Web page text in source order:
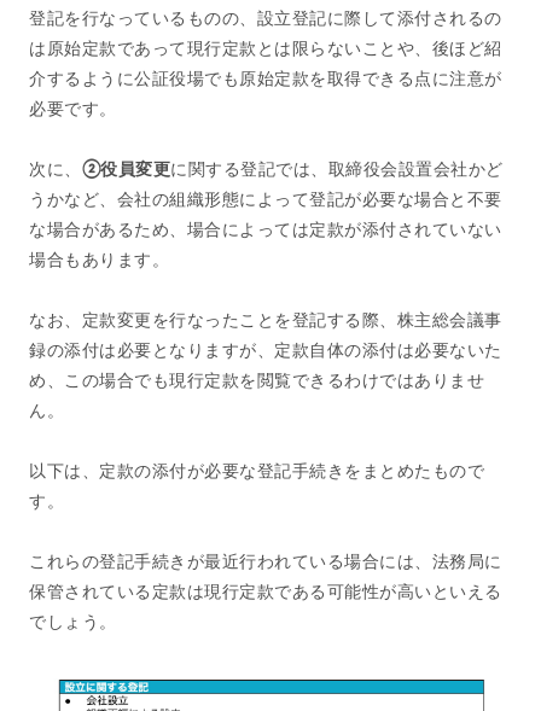
登記を行なっているものの、設立登記に際して添付されるの
は原始定款であって現行定款とは限らないことや、後ほど紹
介するように公証役場でも原始定款を取得できる点に注意が
必要です。
次に、 ②役員変更に関する登記では、取締役会設置会社かど
うかなど、会社の組織形態によって登記が必要な場合と不要
な場合があるため、場合によっては定款が添付されていない
場合もあります。
なお、定款変更を行なったことを登記する際、株主総会議事
録の添付は必要となりますが、定款自体の添付は必要ないた
め、この場合でも現行定款を閲覧できるわけではありませ
ん。
以下は、定款の添付が必要な登記手続きをまとめたもので
す。
これらの登記手続きが最近行われている場合には、法務局に
保管されている定款は現行定款である可能性が高いといえる
でしょう。